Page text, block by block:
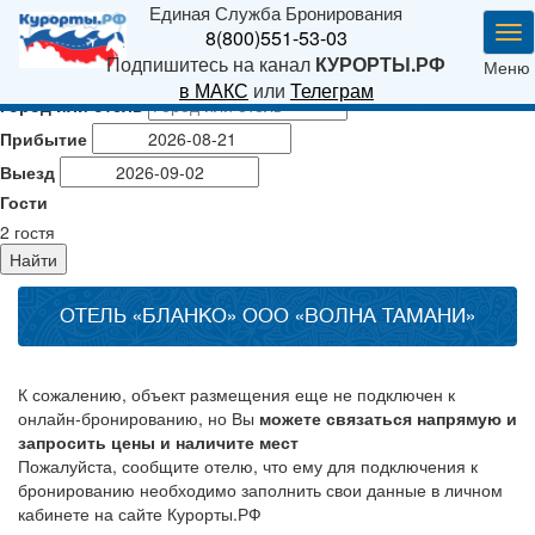
Единая Служба Бронирования
8(800)551-53-03
Подпишитесь на канал КУРОРТЫ.РФ
в МАКС или Телеграм
Меню
Город или отель
Прибытие
Выезд
Гости
2 гостя
Найти
ОТЕЛЬ «БЛАНКО» ООО «ВОЛНА ТАМАНИ»
К сожалению, объект размещения еще не подключен к
онлайн-бронированию, но Вы можете связаться напрямую и
запросить цены и наличите мест
Пожалуйста, сообщите отелю, что ему для подключения к
бронированию необходимо заполнить свои данные в личном
кабинете на сайте Курорты.РФ